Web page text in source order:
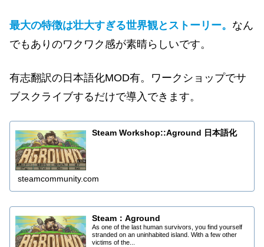
最大の特徴は壮大すぎる世界観とストーリー。 なん
でもありのワクワク感が素晴らしいです。
有志翻訳の日本語化MOD有。ワークショップでサ
ブスクライブするだけで導入できます。
Steam Workshop::Aground 日本語化
steamcommunity.com
Steam：Aground
As one of the last human survivors, you find yourself
stranded on an uninhabited island. With a few other
victims of the...